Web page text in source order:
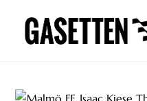
content